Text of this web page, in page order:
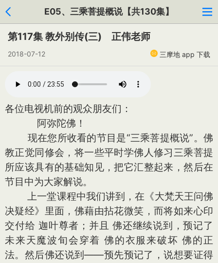
E05、三乘菩提概说【共130集】
第117集 教外别传(三) 正伟老师
2018-07-12 三摩地 app 下载
各位电视机前的观众朋友们：
阿弥陀佛！
现在您所收看的节目是“三乘菩提概说”。佛
教正觉同修会，将一些平时学佛人修习三乘菩提
所应该具有的基础知见，把它汇整起来，然后在
节目中为大家解说。
上一堂课程中我们讲到，在《大梵天王问佛
决疑经》里面，佛藉由拈花微笑，而将如来心印
交付给 迦叶尊者；并且 佛还继续说到，预记了
未来天魔波旬会穿着 佛的衣服来破坏 佛的正
法。然后佛还说到——预先预记了，说想要证得